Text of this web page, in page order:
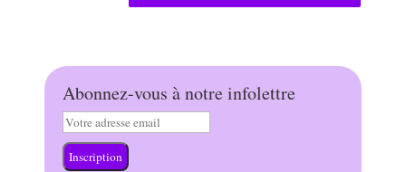
Abonnez-vous à notre infolettre
Inscription